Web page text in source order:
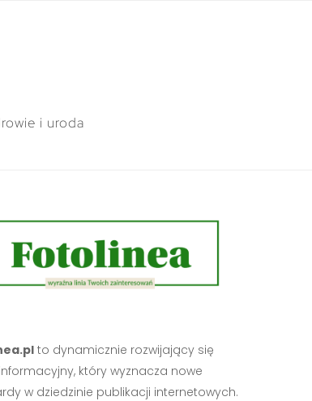
i uroda
to dynamicznie rozwijający się
który wyznacza nowe
w dziedzinie publikacji internetowych.